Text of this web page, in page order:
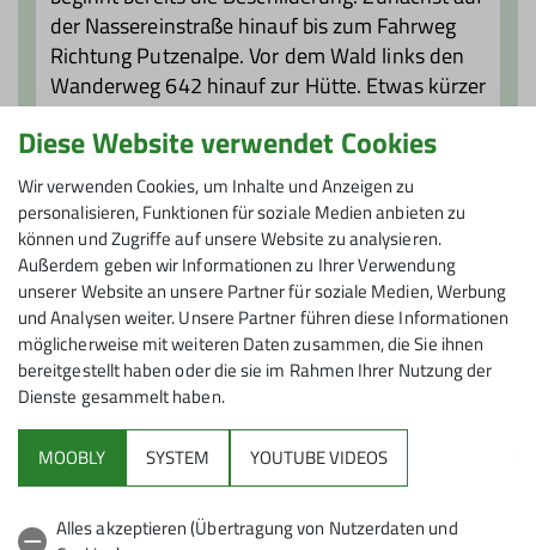
der Nassereinstraße hinauf bis zum Fahrweg
Richtung Putzenalpe. Vor dem Wald links den
Wanderweg 642 hinauf zur Hütte. Etwas kürzer
von der Bushaltestelle Alt St. Anton bzw.
"Bach", wo es zunächst den Schöngrabenweg
hinauf geht. Etwa 1000 Höhenmeter, etwa 3 -
3 1/2 Stunden.
Alternative: von der Bergstation der Kapallbahn
in ca. 1 1/2 Stunden mit wenig
Höhenunterschieden, teils versichert
(Trittsicherheit erforderlich!) und zuletzt ein
Stück auf dem Adlerweg. Achtung: Di./Mi. kein
Betrieb.
Diese Website verwendet Cookies
Wir verwenden Cookies, um Inhalte und Anzeigen zu
personalisieren, Funktionen für soziale Medien anbieten zu
können und Zugriffe auf unsere Website zu analysieren.
Außerdem geben wir Informationen zu Ihrer Verwendung
unserer Website an unsere Partner für soziale Medien, Werbung
und Analysen weiter. Unsere Partner führen diese Informationen
möglicherweise mit weiteren Daten zusammen, die Sie ihnen
bereitgestellt haben oder die sie im Rahmen Ihrer Nutzung der
Dienste gesammelt haben.
MOOBLY SYSTEM YOUTUBE VIDEOS
Alles akzeptieren (Übertragung von Nutzerdaten und